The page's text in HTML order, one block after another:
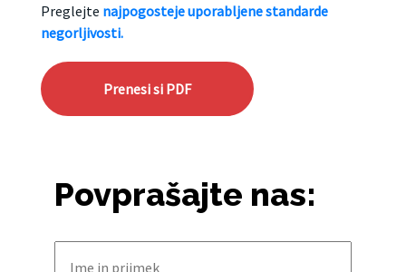
Preglejte najpogosteje uporabljene standarde
negorljivosti.
Prenesi si PDF
Povprašajte nas: